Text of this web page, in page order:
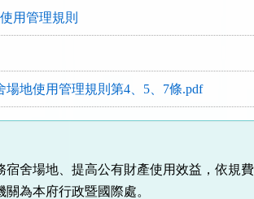
用管理規則
地使用管理規則第4、5、7條.pdf
場地、提高公有財產使用效益，依規費
為本府行政暨國際處。